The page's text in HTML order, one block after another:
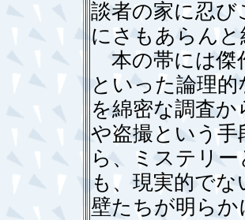
談者の家に忍
にさもあらん
本の帯には傑
といった論理
を綿密な調査
や盗撮という
ら、ミステリ
も、現実的で
壁たちが明ら